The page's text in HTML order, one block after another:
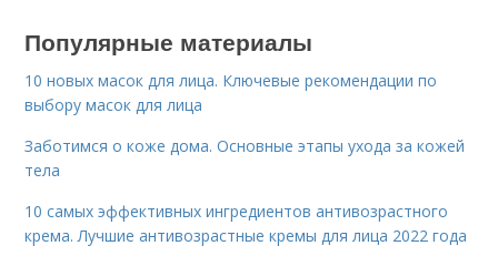
Популярные материалы
10 новых масок для лица. Ключевые рекомендации по
выбору масок для лица
Заботимся о коже дома. Основные этапы ухода за кожей
тела
10 самых эффективных ингредиентов антивозрастного
крема. Лучшие антивозрастные кремы для лица 2022 года